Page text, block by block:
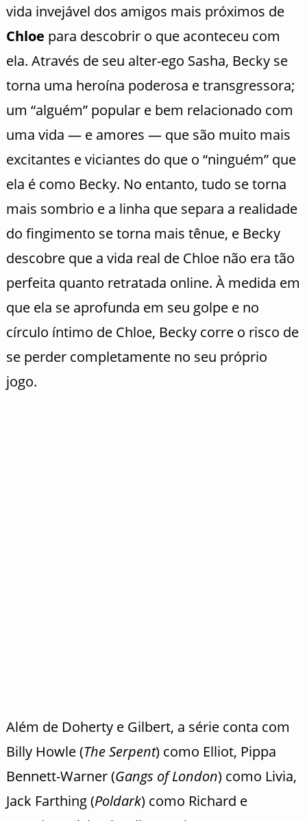
vida invejável dos amigos mais próximos de
Chloe para descobrir o que aconteceu com
ela. Através de seu alter-ego Sasha, Becky se
torna uma heroína poderosa e transgressora;
um “alguém” popular e bem relacionado com
uma vida — e amores — que são muito mais
excitantes e viciantes do que o “ninguém” que
ela é como Becky. No entanto, tudo se torna
mais sombrio e a linha que separa a realidade
do fingimento se torna mais tênue, e Becky
descobre que a vida real de Chloe não era tão
perfeita quanto retratada online. À medida em
que ela se aprofunda em seu golpe e no
círculo íntimo de Chloe, Becky corre o risco de
se perder completamente no seu próprio
jogo.
Além de Doherty e Gilbert, a série conta com
Billy Howle (The Serpent) como Elliot, Pippa
Bennett-Warner (Gangs of London) como Livia,
Jack Farthing (Poldark) como Richard e